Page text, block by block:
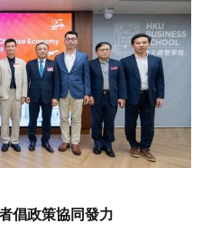
倡政策協同發力